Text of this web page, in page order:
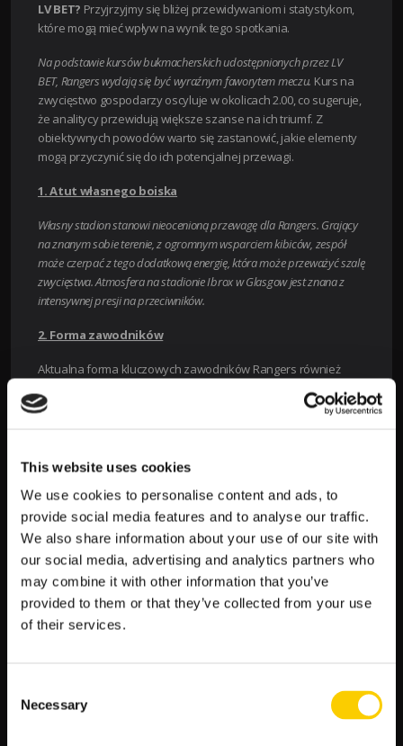
This website uses cookies
We use cookies to personalise content and ads, to
provide social media features and to analyse our traffic.
We also share information about your use of our site with
our social media, advertising and analytics partners who
may combine it with other information that you’ve
provided to them or that they’ve collected from your use
of their services.
Selection
Necessary
LV BET? Przyjrzyjmy się bliżej przewidywaniom i statystykom,
które mogą mieć wpływ na wynik tego spotkania.
Na podstawie kursów bukmacherskich udostępnionych przez LV
BET, Rangers wydają się być wyraźnym faworytem meczu. Kurs na
zwycięstwo gospodarzy oscyluje w okolicach 2.00, co sugeruje,
że analitycy przewidują większe szanse na ich triumf. Z
obiektywnych powodów warto się zastanowić, jakie elementy
mogą przyczynić się do ich potencjalnej przewagi.
1. Atut własnego boiska
Własny stadion stanowi nieocenioną przewagę dla Rangers. Grający
na znanym sobie terenie, z ogromnym wsparciem kibiców, zespół
może czerpać z tego dodatkową energię, która może przeważyć szalę
zwycięstwa. Atmosfera na stadionie Ibrox w Glasgow jest znana z
intensywnej presji na przeciwników.
2. Forma zawodników
Aktualna forma kluczowych zawodników Rangers również
zawodników o uznanej międzynarodowej renomie, którzy
kluczowe.
3. Statystyki meczowe i historia spotkań
Przy analizie spotkań warto brać pod uwagę dotychczasowe
statystyki obu drużyn. Rangers mają bogate doświadczenie w
międzynarodowych rozgrywkach i niejednokrotnie
udowadniali swoją wartość na różnych stadionach. Union St.
Gilloise to drużyna, która również osiąga sukcesy, ale często
brakuje im doświadczenia w kluczowych momentach, co może
Rangers są znani z dobrze zorganizowanej defensywy i